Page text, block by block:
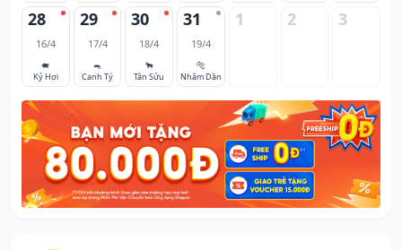
28
16/4
🐖
Kỷ Hợi
29
17/4
🐀
Canh Tý
30
18/4
🐂
Tân Sửu
31
19/4
🐅
Nhâm Dần
1 2 3